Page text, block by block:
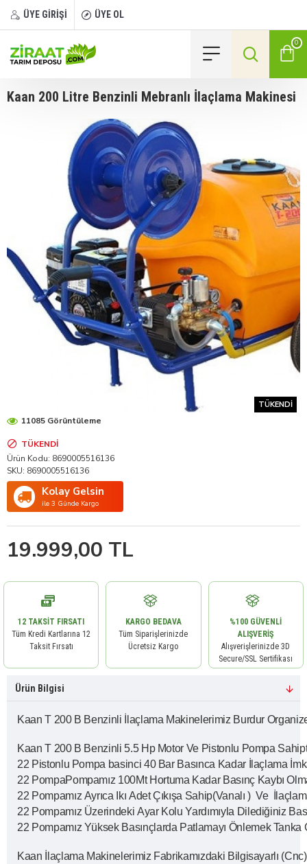
ÜYE GİRİŞİ ÜYE OL
0
Kaan 200 Litre Benzinli Mebranlı İlaçlama Makinesi
TÜKENDI
19.999,00 TL
TÜKENDI
Ürün Kodu: 8690005516136
SKU: 8690005516136
Kolay Gelsin
ile 3 Günde Kargo
11085 Görüntüleme
12 TAKSIT FIRSATI
Tüm Kredi Kartlarına 12
Taksit Fırsatı
KARGO BEDAVA
Tüm Siparişlerinizde
Ücretsiz Kargo
%100 GÜVENLI
ALIŞVERIŞ
Alışverişlerinizde 3D
Secure/SSL Sertifikası
Ürün Bilgisi
Kaan T 200 B Benzinli İlaçlama Makinelerimiz Burdur
Kaan T 200 B Benzinli 5.5 Hp Motor Ve Pistonlu Pompa
22 Pistonlu Pompa basinci 40 Bar Basınca Kadar İlaçlama
22 PompaPompamız 100Mt Hortuma Kadar Basınç Kaybı
22 Pompamız Ayrıca Ikı Adet Çıkışa Sahip(Vanalı ) Ve
22 Pompamız Üzerindeki Ayar Kolu Yardımıyla Dilediğiniz
22 Pompamız Yüksek Basınçlarda Patlamayı Önlemek Tanka
Kaan İlaçlama Makinelerimiz Fabrikamızdaki Bilgisayarlı